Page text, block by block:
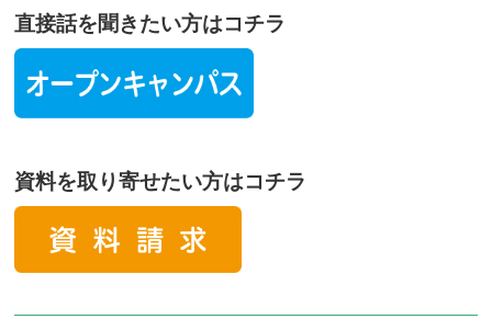
直接話を聞きたい方はコチラ
資料を取り寄せたい方はコチラ